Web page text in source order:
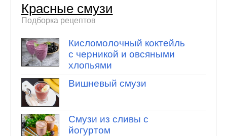
Красные смузи
Подборка рецептов
Кисломолочный коктейль
с черникой и овсяными
хлопьями
Вишневый смузи
Смузи из сливы с
йогуртом